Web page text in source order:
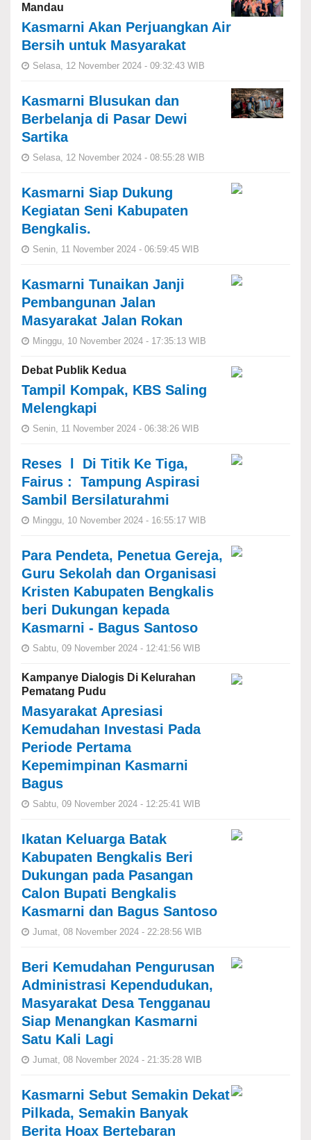
Mandau
Kasmarni Akan Perjuangkan Air
Bersih untuk Masyarakat
Selasa, 12 November 2024 - 09:32:43 WIB
Kasmarni Blusukan dan
Berbelanja di Pasar Dewi
Sartika
Selasa, 12 November 2024 - 08:55:28 WIB
Kasmarni Siap Dukung
Kegiatan Seni Kabupaten
Bengkalis.
Senin, 11 November 2024 - 06:59:45 WIB
Kasmarni Tunaikan Janji
Pembangunan Jalan
Masyarakat Jalan Rokan
Minggu, 10 November 2024 - 17:35:13 WIB
Debat Publik Kedua
Tampil Kompak, KBS Saling
Melengkapi
Senin, 11 November 2024 - 06:38:26 WIB
Reses l Di Titik Ke Tiga,
Fairus : Tampung Aspirasi
Sambil Bersilaturahmi
Minggu, 10 November 2024 - 16:55:17 WIB
Para Pendeta, Penetua Gereja,
Guru Sekolah dan Organisasi
Kristen Kabupaten Bengkalis
beri Dukungan kepada
Kasmarni - Bagus Santoso
Sabtu, 09 November 2024 - 12:41:56 WIB
Kampanye Dialogis Di Kelurahan
Pematang Pudu
Masyarakat Apresiasi
Kemudahan Investasi Pada
Periode Pertama
Kepemimpinan Kasmarni
Bagus
Sabtu, 09 November 2024 - 12:25:41 WIB
Ikatan Keluarga Batak
Kabupaten Bengkalis Beri
Dukungan pada Pasangan
Calon Bupati Bengkalis
Kasmarni dan Bagus Santoso
Jumat, 08 November 2024 - 22:28:56 WIB
Beri Kemudahan Pengurusan
Administrasi Kependudukan,
Masyarakat Desa Tengganau
Siap Menangkan Kasmarni
Satu Kali Lagi
Jumat, 08 November 2024 - 21:35:28 WIB
Kasmarni Sebut Semakin Dekat
Pilkada, Semakin Banyak
Berita Hoax Bertebaran